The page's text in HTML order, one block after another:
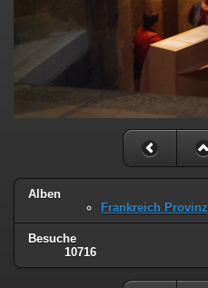
Alben
Frankreich Provinz
Besuche
10716